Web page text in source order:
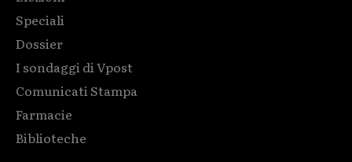
Speciali
Dossier
I sondaggi di Vpost
Comunicati Stampa
Farmacie
Biblioteche